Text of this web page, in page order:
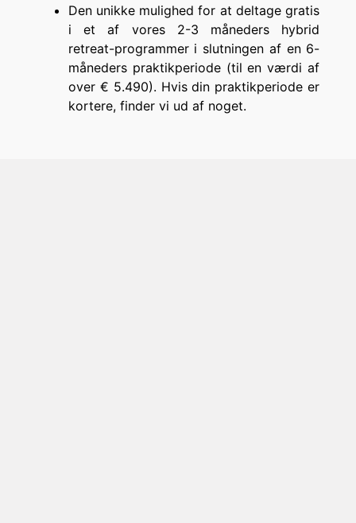
Den unikke mulighed for at deltage gratis
i et af vores 2-3 måneders hybrid
retreat-programmer i slutningen af en 6-
måneders praktikperiode (til en værdi af
over € 5.490). Hvis din praktikperiode er
kortere, finder vi ud af noget.